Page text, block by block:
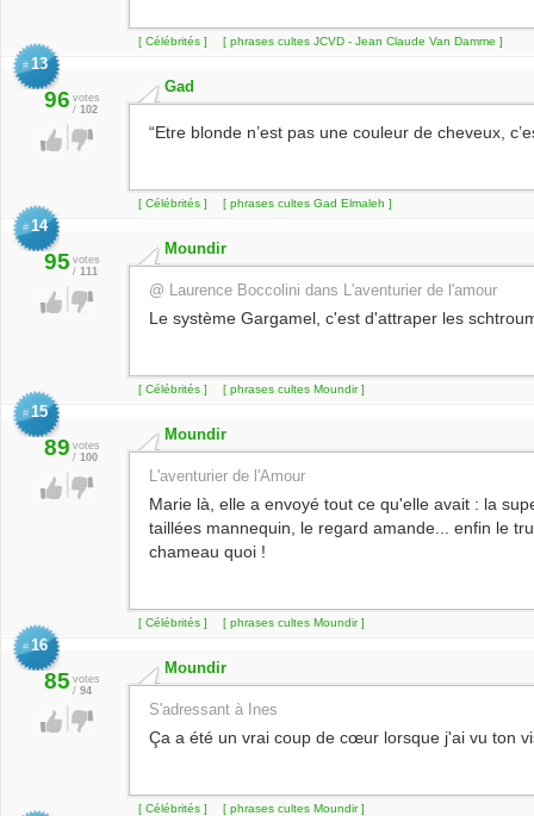
[ Célébrités ] [ phrases cultes JCVD - Jean Claude Van Damme ]
# 13
96 votes
/ 102
Gad
“Etre blonde n’est pas une couleur de cheveux,
[ Célébrités ] [ phrases cultes Gad Elmaleh ]
# 14
95 votes
/ 111
Moundir
@ Laurence Boccolini dans L'aventurier de l'amour
Le système Gargamel, c'est d'attraper les
[ Célébrités ] [ phrases cultes Moundir ]
# 15
89 votes
/ 100
Moundir
L'aventurier de l'Amour
Marie là, elle a envoyé tout ce qu'elle avait : la
taillées mannequin, le regard amande... enfin le
chameau quoi !
[ Célébrités ] [ phrases cultes Moundir ]
# 16
85 votes
/ 94
Moundir
S'adressant à Ines
Ça a été un vrai coup de cœur lorsque j'ai vu ton
[ Célébrités ] [ phrases cultes Moundir ]